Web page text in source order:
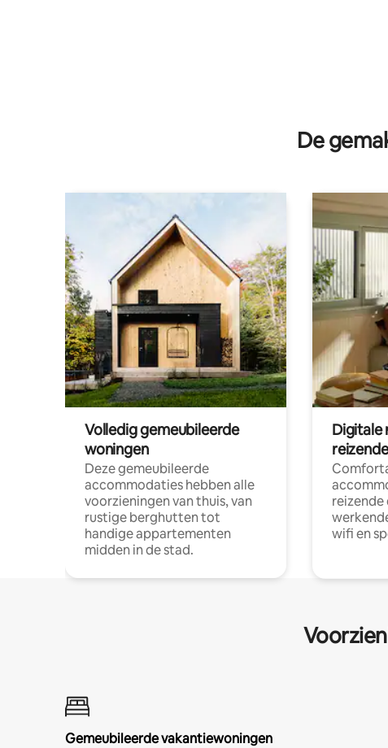
De
Volledig gemeubileerde
woningen
Deze gemeubileerde
accommodaties hebben alle
voorzieningen van thuis, van
rustige berghutten tot
handige appartementen
midden in de stad.
Digitale
reizende
wifi en
Gemeubileerde vakantiewoningen